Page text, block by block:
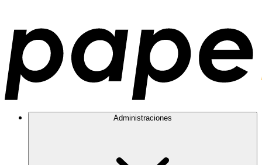
Administraciones